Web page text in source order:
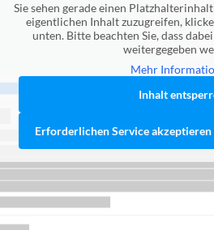
Sie sehen gerade einen
eigentlichen Inhalt zuzugreifen,
unten. Bitte beachten Sie, dass
weitergegeben
Mehr
Inhalt
Erforderlichen Service